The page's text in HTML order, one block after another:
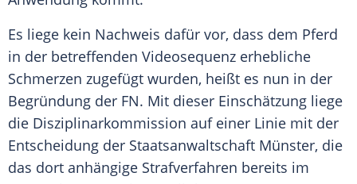
Es liege kein Nachweis dafür vor, dass dem Pferd
in der betreffenden Videosequenz erhebliche
Schmerzen zugefügt wurden, heißt es nun in der
Begründung der FN. Mit dieser Einschätzung liege
die Disziplinarkommission auf einer Linie mit der
Entscheidung der Staatsanwaltschaft Münster, die
das dort anhängige Strafverfahren bereits im